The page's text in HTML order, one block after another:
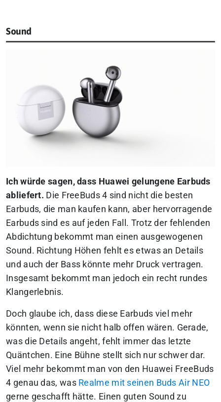
Sound
Ich würde sagen, dass Huawei gelungene Earbuds
abliefert. Die FreeBuds 4 sind nicht die besten
Earbuds, die man kaufen kann, aber hervorragende
Earbuds sind es auf jeden Fall. Trotz der fehlenden
Abdichtung bekommt man einen ausgewogenen
Sound. Richtung Höhen fehlt es etwas an Details
und auch der Bass könnte mehr Druck vertragen.
Insgesamt bekommt man jedoch ein recht rundes
Klangerlebnis.
Doch glaube ich, dass diese Earbuds viel mehr
könnten, wenn sie nicht halb offen wären. Gerade,
was die Details angeht, fehlt immer das letzte
Quäntchen. Eine Bühne stellt sich nur schwer dar.
Viel mehr bekommt man von den Huawei FreeBuds
4 genau das, was Realme mit seinen Buds Air NEO
gerne geschafft hätte. Einen guten Sound zu